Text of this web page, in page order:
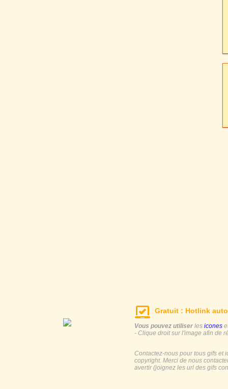
Gratuit : Hotlink
Vous pouvez utiliser les icones
- Clique droit sur l'image afin de
Contactez-nous pour tous gifs et
copyright. Merci de nous
avertir (joignez les url des gifs